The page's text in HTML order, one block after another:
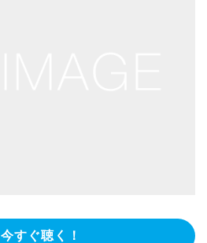
今すぐ聴く！